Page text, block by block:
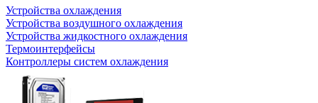
Устройства охлаждения
Устройства воздушного охлаждения
Устройства жидкостного охлаждения
Термоинтерфейсы
Контроллеры систем охлаждения